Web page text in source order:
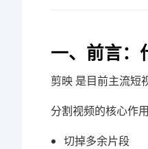
一、前言：
剪映 是目前主流短
分割视频的核心作用
切掉多余片段